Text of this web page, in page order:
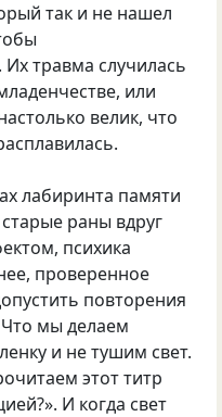
так и не нашел
Их травма случилась
или
велик, что
лабиринта памяти
раны вдруг
психика
проверенное
повторения
Что мы делаем
и не тушим свет.
этот титр
И когда свет